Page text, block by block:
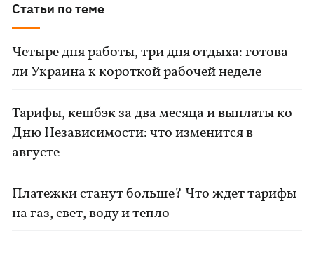
Статьи по теме
Четыре дня работы, три дня отдыха: готова
ли Украина к короткой рабочей неделе
Тарифы, кешбэк за два месяца и выплаты ко
Дню Независимости: что изменится в
августе
Платежки станут больше? Что ждет тарифы
на газ, свет, воду и тепло